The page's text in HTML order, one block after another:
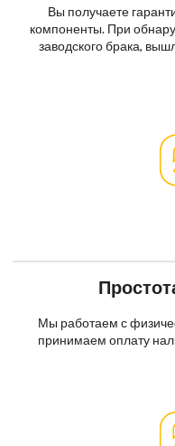
Вы получаете
компоненты. При
заводского брака,
Мы работаем с
принимаем оплату